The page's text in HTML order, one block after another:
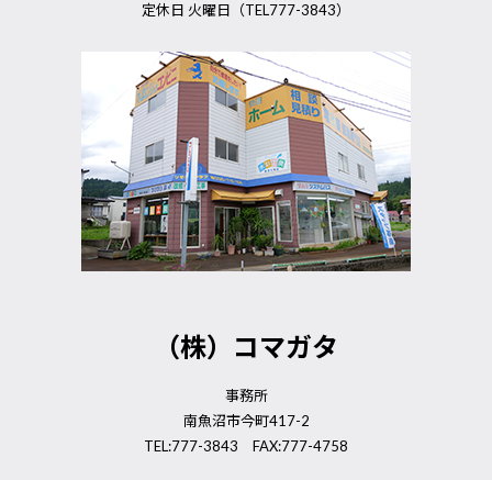
定休日 火曜日（TEL777-3843）
（株）コマガタ
事務所
南魚沼市今町417-2
TEL:777-3843 FAX:777-4758